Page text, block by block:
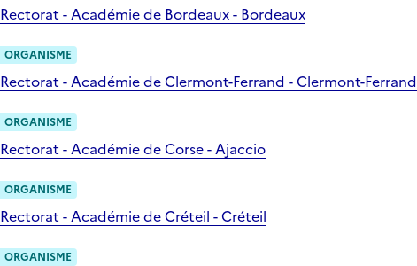
Rectorat - Académie de Bordeaux - Bordeaux
ORGANISME
Rectorat - Académie de Clermont-Ferrand - Clermont-Ferrand
ORGANISME
Rectorat - Académie de Corse - Ajaccio
ORGANISME
Rectorat - Académie de Créteil - Créteil
ORGANISME